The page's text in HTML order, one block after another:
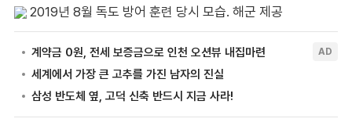
2019년 8월 독도 방어 훈련 당시 모습. 해군 제공